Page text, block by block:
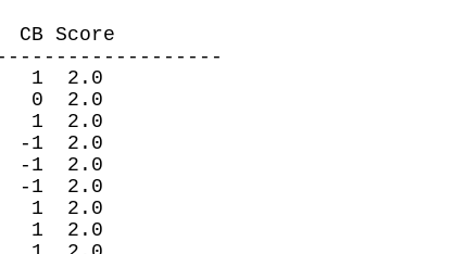
2.0
2.0
1 2.0
1 2.0
1 2.0
1 2.0
2.0
1 2.0